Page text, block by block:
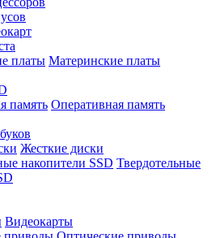
Материнские платы
Оперативная память
Жесткие диски
Твердотельные
Видеокарты